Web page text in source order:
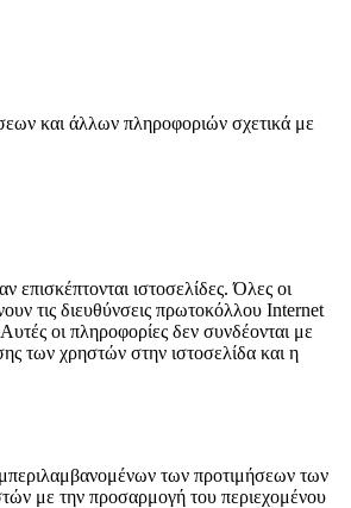
και άλλων πληροφοριών σχετικά με
ιστοσελίδες. Όλες οι
τις διευθύνσεις πρωτοκόλλου Internet
οι πληροφορίες δεν συνδέονται με
των χρηστών στην ιστοσελίδα και η
των προτιμήσεων των
με την προσαρμογή του περιεχομένου